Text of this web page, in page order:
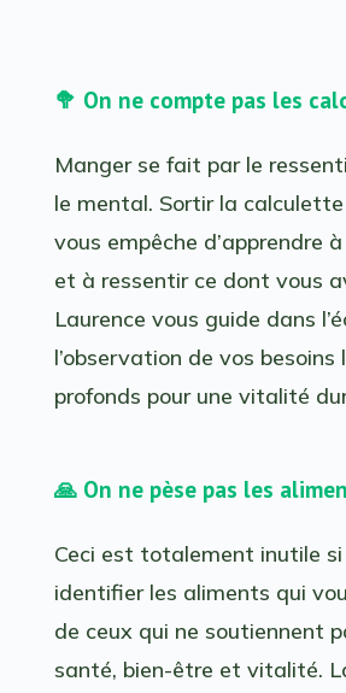
🥦 On ne compte pas les
Manger se fait par le
le mental. Sortir la
vous empêche d’apprendre
et à ressentir ce dont vous
Laurence vous guide dans
l’observation de vos besoins
profonds pour une vitalité
🙏 On ne pèse pas les
Ceci est totalement inutile
identifier les aliments qui
de ceux qui ne soutiennent
santé, bien-être et vitalité.